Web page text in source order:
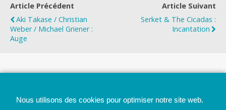
Article Précédent
Aki Takase / Christian
Weber / Michael Griener :
Auge
Article Suivant
Serket & The Cicadas :
Incantation
Nous utilisons des cookies pour optimiser notre site web.